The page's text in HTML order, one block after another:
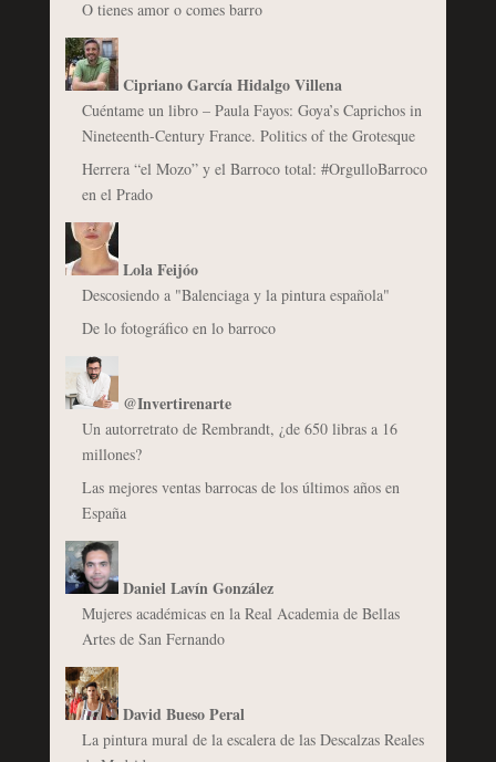
O tienes amor o comes barro
Cipriano García Hidalgo Villena
Cuéntame un libro – Paula Fayos: Goya’s Caprichos in
Nineteenth-Century France. Politics of the Grotesque
Herrera “el Mozo” y el Barroco total: #OrgulloBarroco
en el Prado
Lola Feijóo
Descosiendo a "Balenciaga y la pintura española"
De lo fotográfico en lo barroco
@Invertirenarte
Un autorretrato de Rembrandt, ¿de 650 libras a 16
millones?
Las mejores ventas barrocas de los últimos años en
España
Daniel Lavín González
Mujeres académicas en la Real Academia de Bellas
Artes de San Fernando
David Bueso Peral
La pintura mural de la escalera de las Descalzas Reales